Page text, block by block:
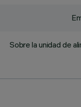
Sobre la unidad de